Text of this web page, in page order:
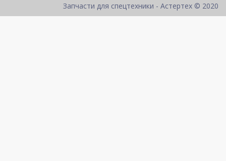
Запчасти для спецтехники - Астертех © 2020